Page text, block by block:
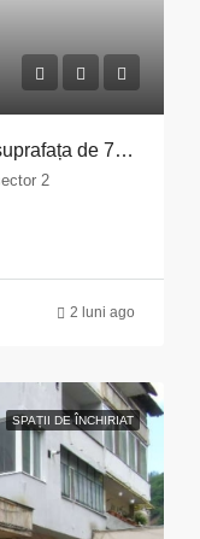
Spațiu comercial de închiriat cu suprafața de 70,34 mp situat în Municipiul București, Bulevardul Pache Protopopescu, nr. 15, sector 2
2
2 luni ago
SPAȚII DE ÎNCHIRIAT